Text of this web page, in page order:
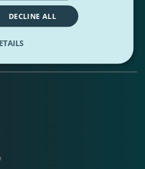
DECLINE ALL